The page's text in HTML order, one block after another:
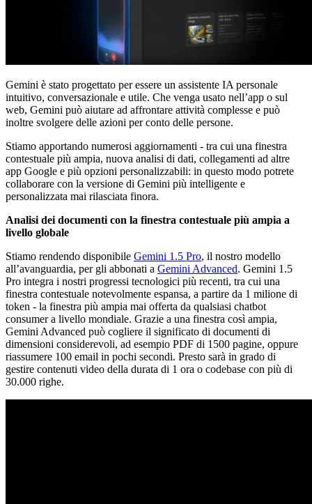
Gemini è stato progettato per essere un assistente IA personale
intuitivo, conversazionale e utile. Che venga usato nell’app o sul
web, Gemini può aiutare ad affrontare attività complesse e può
inoltre svolgere delle azioni per conto delle persone.
Stiamo apportando numerosi aggiornamenti - tra cui una finestra
contestuale più ampia, nuova analisi di dati, collegamenti ad altre
app Google e più opzioni personalizzabili: in questo modo potrete
collaborare con la versione di Gemini più intelligente e
personalizzata mai rilasciata finora.
Analisi dei documenti con la finestra contestuale più ampia a
livello globale
Stiamo rendendo disponibile Gemini 1.5 Pro, il nostro modello
all’avanguardia, per gli abbonati a Gemini Advanced. Gemini 1.5
Pro integra i nostri progressi tecnologici più recenti, tra cui una
finestra contestuale notevolmente espansa, a partire da 1 milione di
token - la finestra più ampia mai offerta da qualsiasi chatbot
consumer a livello mondiale. Grazie a una finestra così ampia,
Gemini Advanced può cogliere il significato di documenti di
dimensioni considerevoli, ad esempio PDF di 1500 pagine, oppure
riassumere 100 email in pochi secondi. Presto sarà in grado di
gestire contenuti video della durata di 1 ora o codebase con più di
30.000 righe.